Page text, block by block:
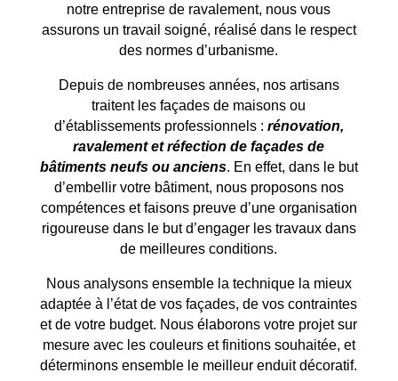
notre entreprise de ravalement, nous vous
assurons un travail soigné, réalisé dans le respect
des normes d’urbanisme.
Depuis de nombreuses années, nos artisans
traitent les façades de maisons ou
d’établissements professionnels : rénovation,
ravalement et réfection de façades de
bâtiments neufs ou anciens. En effet, dans le but
d’embellir votre bâtiment, nous proposons nos
compétences et faisons preuve d’une organisation
rigoureuse dans le but d’engager les travaux dans
de meilleures conditions.
Nous analysons ensemble la technique la mieux
adaptée à l’état de vos façades, de vos contraintes
et de votre budget. Nous élaborons votre projet sur
mesure avec les couleurs et finitions souhaitée, et
déterminons ensemble le meilleur enduit décoratif.